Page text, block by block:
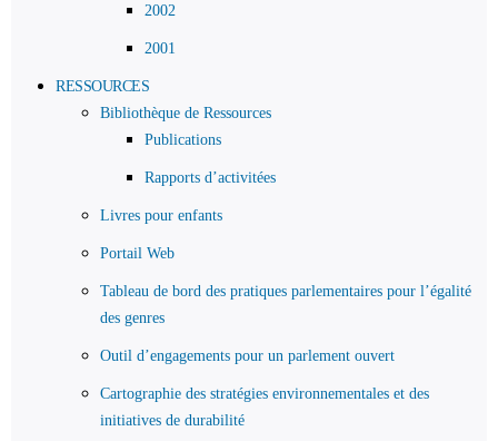
2002
2001
RESSOURCES
Bibliothèque de Ressources
Publications
Rapports d’activitées
Livres pour enfants
Portail Web
Tableau de bord des pratiques parlementaires pour l’égalité
des genres
Outil d’engagements pour un parlement ouvert
Cartographie des stratégies environnementales et des
initiatives de durabilité